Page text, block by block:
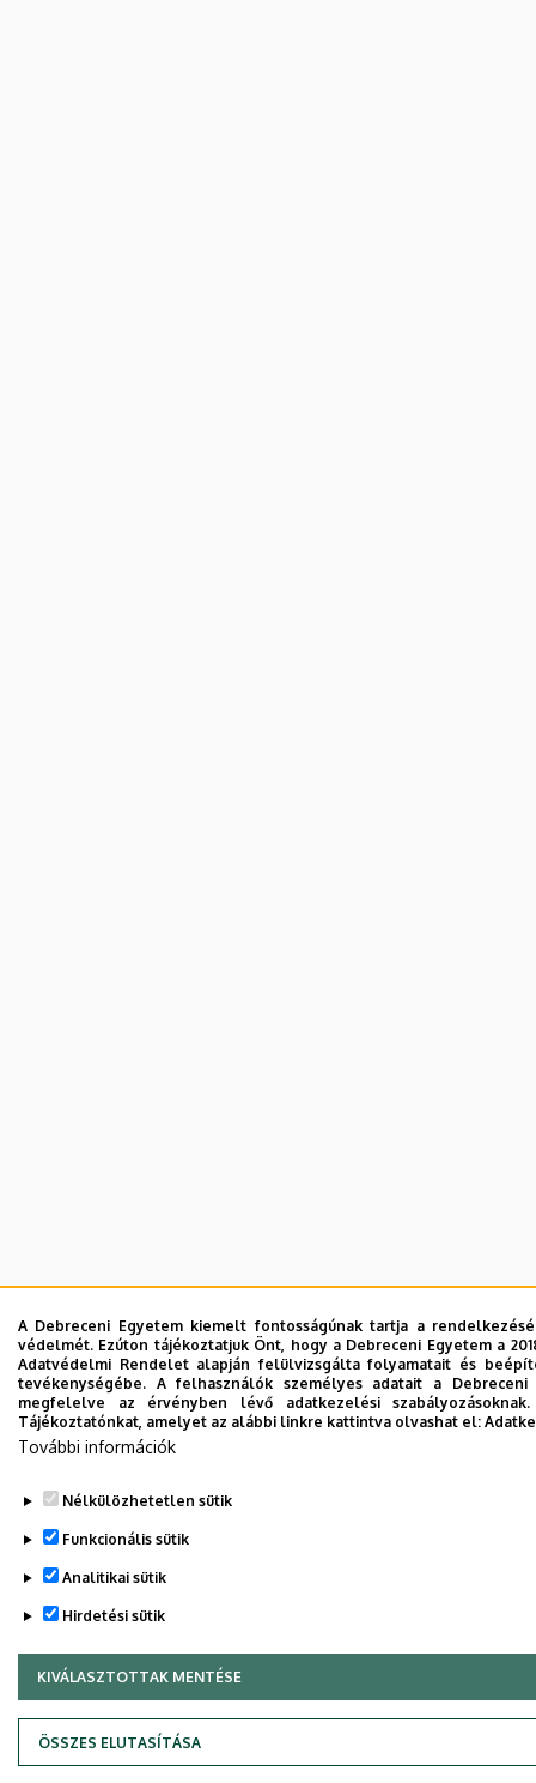
A Debreceni Egyetem kiemelt fontosságúnak tartja a
védelmét. Ezúton tájékoztatjuk Önt, hogy a Debreceni Egyetem a
Adatvédelmi Rendelet alapján felülvizsgálta folyamatait és
tevékenységébe. A felhasználók személyes adatait a
megfelelve az érvényben lévő adatkezelési
Tájékoztatónkat, amelyet az alábbi linkre kattintva olvashat el:
További információk
Nélkülözhetetlen sütik
Funkcionális sütik
Analitikai sütik
Hirdetési sütik
KIVÁLASZTOTTAK MENTÉSE
ÖSSZES ELUTASÍTÁSA
WITHDRAW CONSENT